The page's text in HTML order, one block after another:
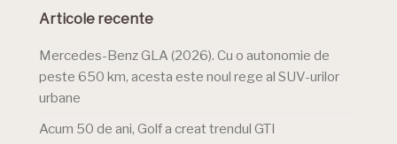
Articole recente
Mercedes-Benz GLA (2026). Cu o autonomie de
peste 650 km, acesta este noul rege al SUV-urilor
urbane
Acum 50 de ani, Golf a creat trendul GTI